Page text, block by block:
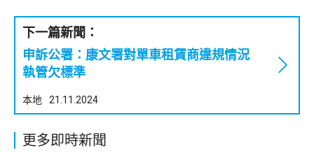
下一篇新聞：
申訴公署：康文署對單車租賃商違規情況
執管欠標準
本地 21.11.2024
更多即時新聞